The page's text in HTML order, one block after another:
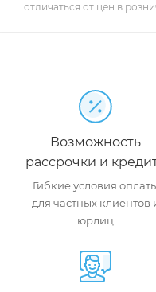
отличаться от цен в
Возможность
рассрочки и
Гибкие условия
для частных клиентов
юрлиц